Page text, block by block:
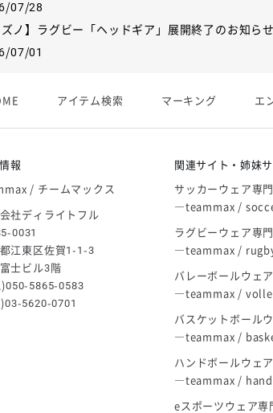
07/28
ズノ】ラグビー「ヘッドギア」展開終了のお知らせ
07/01
06/09
デンウィーク休業のお知らせ
アイテム検索 マーキング エ
報
/ チームマックス
社ディライトフル
0031
江東区佐賀1-1-3
士ビル3階
5865-0583
5620-0701
関連サイト・姉妹
サッカーウェア専
―teammax /
ラグビーウェア専
―teammax /
バレーボールウェ
―teammax /
バスケットボール
―teammax /
ハンドボールウェ
―teammax /
eスポーツウェア専